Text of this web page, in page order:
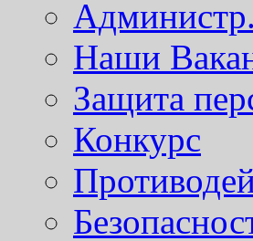
Наши
Защита
Конкурс